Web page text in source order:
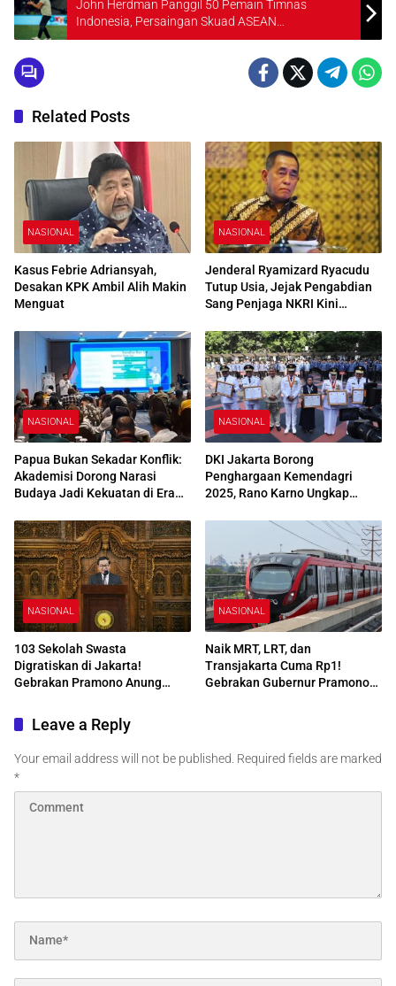
John Herdman Panggil 50 Pemain Timnas
Indonesia, Persaingan Skuad ASEAN
Championship 2026 Resmi Dimulai
Related Posts
NASIONAL
Kasus Febrie Adriansyah,
Desakan KPK Ambil Alih Makin
Menguat
NASIONAL
Jenderal Ryamizard Ryacudu
Tutup Usia, Jejak Pengabdian
Sang Penjaga NKRI Kini
NASIONAL
Papua Bukan Sekadar Konflik:
Akademisi Dorong Narasi
Budaya Jadi Kekuatan di Era
NASIONAL
DKI Jakarta Borong
Penghargaan Kemendagri
2025, Rano Karno Ungkap
Tetap Prima
NASIONAL
103 Sekolah Swasta
Digratiskan di Jakarta!
Gebrakan Pramono Anung
Rantai Kemiskinan
NASIONAL
Naik MRT, LRT, dan
Transjakarta Cuma Rp1!
Gebrakan Gubernur Pramono
Leave a Reply
Your email address will not be published. Required fields are marked
*